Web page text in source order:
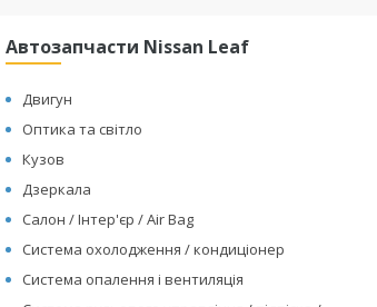
Автозапчасти Nissan Leaf
Двигун
Оптика та світло
Кузов
Дзеркала
Салон / Інтер'єр / Air Bag
Система охолодження / кондиціонер
Система опалення і вентиляція